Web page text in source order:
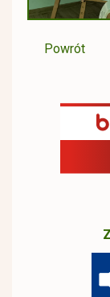
Powrót